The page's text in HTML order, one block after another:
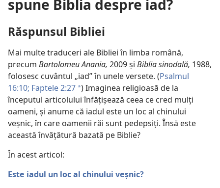
spune Biblia despre iad?
Răspunsul Bibliei
Mai multe traduceri ale Bibliei în limba română,
precum Bartolomeu Anania, 2009 și Biblia sinodală, 1988,
folosesc cuvântul „iad” în unele versete. (Psalmul
16:10; Faptele 2:27 a) Imaginea religioasă de la
începutul articolului înfățișează ceea ce cred mulți
oameni, și anume că iadul este un loc al chinului
veșnic, în care oamenii răi sunt pedepsiți. Însă este
această învățătură bazată pe Biblie?
În acest articol:
Este iadul un loc al chinului veșnic?